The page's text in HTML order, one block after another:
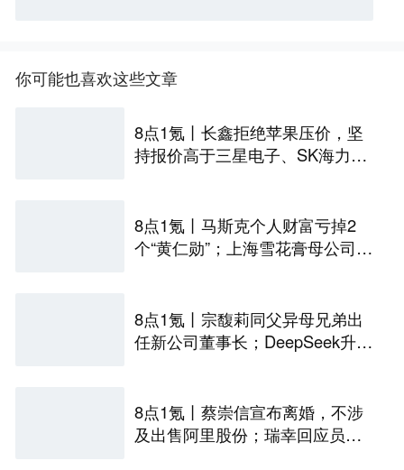
你可能也喜欢这些文章
8点1氪丨长鑫拒绝苹果压价，坚
持报价高于三星电子、SK海力
状态”
8点1氪丨马斯克个人财富亏掉2
个“黄仁勋”；上海雪花膏母公司破
8点1氪丨宗馥莉同父异母兄弟出
任新公司董事长；DeepSeek升至
8点1氪丨蔡崇信宣布离婚，不涉
及出售阿里股份；瑞幸回应员工